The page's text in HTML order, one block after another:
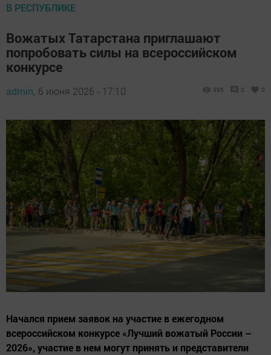
В РЕСПУБЛИКЕ
Вожатых Татарстана приглашают
попробовать силы на всероссийском
конкурсе
admin, 6 июня 2026 - 17:10 395 0 0
Начался прием заявок на участие в ежегодном
всероссийском конкурсе «Лучший вожатый России –
2026», участие в нем могут принять и представители